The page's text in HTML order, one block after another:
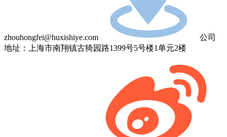
zhouhongfei@huxishiye.com
公司
地址：上海市南翔镇古猗园路1399号5号楼1单元2楼